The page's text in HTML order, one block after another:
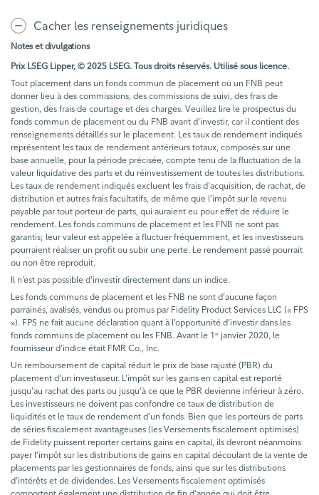
Cacher les renseignements juridiques
Notes et divulgations
Prix LSEG Lipper, © 2025 LSEG. Tous droits réservés. Utilisé sous licence.
Tout placement dans un fonds commun de placement ou un FNB peut
donner lieu à des commissions, des commissions de suivi, des frais de
gestion, des frais de courtage et des charges. Veuillez lire le prospectus du
fonds commun de placement ou du FNB avant d’investir, car il contient des
renseignements détaillés sur le placement. Les taux de rendement indiqués
représentent les taux de rendement antérieurs totaux, composés sur une
base annuelle, pour la période précisée, compte tenu de la fluctuation de la
valeur liquidative des parts et du réinvestissement de toutes les distributions.
Les taux de rendement indiqués excluent les frais d’acquisition, de rachat, de
distribution et autres frais facultatifs, de même que l’impôt sur le revenu
payable par tout porteur de parts, qui auraient eu pour effet de réduire le
rendement. Les fonds communs de placement et les FNB ne sont pas
garantis; leur valeur est appelée à fluctuer fréquemment, et les investisseurs
pourraient réaliser un profit ou subir une perte. Le rendement passé pourrait
ou non être reproduit.
Il n’est pas possible d’investir directement dans un indice.
Les fonds communs de placement et les FNB ne sont d’aucune façon
parrainés, avalisés, vendus ou promus par Fidelity Product Services LLC (« FPS
»). FPS ne fait aucune déclaration quant à l’opportunité d’investir dans les
fonds communs de placement ou les FNB. Avant le 1 er janvier 2020, le
fournisseur d’indice était FMR Co., Inc.
Un remboursement de capital réduit le prix de base rajusté (PBR) du
placement d’un investisseur. L’impôt sur les gains en capital est reporté
jusqu’au rachat des parts ou jusqu’à ce que le PBR devienne inférieur à zéro.
Les investisseurs ne doivent pas confondre ce taux de distribution de
liquidités et le taux de rendement d’un fonds. Bien que les porteurs de parts
de séries fiscalement avantageuses (les Versements fiscalement optimisés)
de Fidelity puissent reporter certains gains en capital, ils devront néanmoins
payer l’impôt sur les distributions de gains en capital découlant de la vente de
placements par les gestionnaires de fonds, ainsi que sur les distributions
d’intérêts et de dividendes. Les Versements fiscalement optimisés